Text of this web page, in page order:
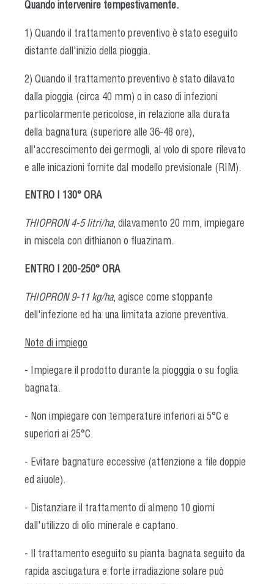
Quando intervenire tempestivamente.
1) Quando il trattamento preventivo è stato eseguito
distante dall'inizio della pioggia.
2) Quando il trattamento preventivo è stato dilavato
dalla pioggia (circa 40 mm) o in caso di infezioni
particolarmente pericolose, in relazione alla durata
della bagnatura (superiore alle 36-48 ore),
all'accrescimento dei germogli, al volo di spore rilevato
e alle inicazioni fornite dal modello previsionale (RIM).
ENTRO I 130° ORA
THIOPRON 4-5 litri/ha, dilavamento 20 mm, impiegare
in miscela con dithianon o fluazinam.
ENTRO I 200-250° ORA
THIOPRON 9-11 kg/ha, agisce come stoppante
dell'infezione ed ha una limitata azione preventiva.
Note di impiego
- Impiegare il prodotto durante la piogggia o su foglia
bagnata.
- Non impiegare con temperature inferiori ai 5°C e
superiori ai 25°C.
- Evitare bagnature eccessive (attenzione a file doppie
ed aiuole).
- Distanziare il trattamento di almeno 10 giorni
dall'utilizzo di olio minerale e captano.
- Il trattamento eseguito su pianta bagnata seguito da
rapida asciugatura e forte irradiazione solare può